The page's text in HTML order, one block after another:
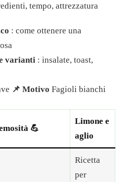
tempo, attrezzatura
: come ottenere una
varianti : insalate, toast,
📌 Motivo Fagioli bianchi
💪
Limone e
aglio
Ricetta
per